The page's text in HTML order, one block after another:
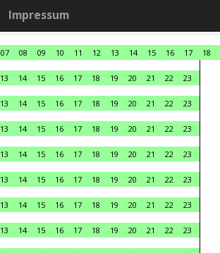
Impressum
07 08 09 10 11 12 13 14 15 16 17 18
13 14 15 16 17 18 19 20 21 22
23
13 14 15 16 17 18 19 20 21 22
23
13 14 15 16 17 18 19 20 21 22
23
13 14 15 16 17 18 19 20 21 22
23
13 14 15 16 17 18 19 20 21 22
23
13 14 15 16 17 18 19 20 21 22
23
13 14 15 16 17 18 19 20 21 22
23